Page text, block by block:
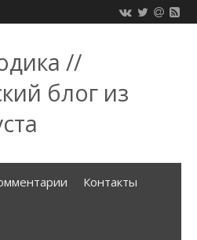
//
блог из
Контакты